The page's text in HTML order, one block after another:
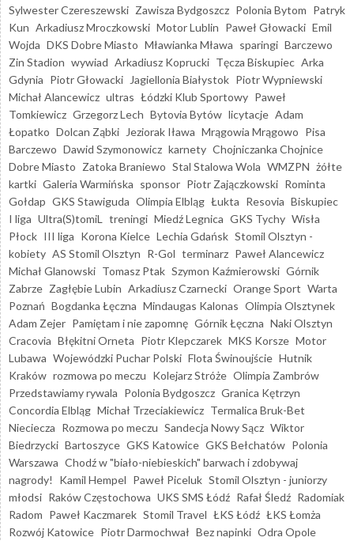
Sylwester Czereszewski Zawisza Bydgoszcz Polonia Bytom Patryk
Kun Arkadiusz Mroczkowski Motor Lublin Paweł Głowacki Emil
Wojda DKS Dobre Miasto Mławianka Mława sparingi Barczewo
Zin Stadion wywiad Arkadiusz Koprucki Tęcza Biskupiec Arka
Gdynia Piotr Głowacki Jagiellonia Białystok Piotr Wypniewski
Michał Alancewicz ultras Łódzki Klub Sportowy Paweł
Tomkiewicz Grzegorz Lech Bytovia Bytów licytacje Adam
Łopatko Dolcan Ząbki Jeziorak Iława Mrągowia Mrągowo Pisa
Barczewo Dawid Szymonowicz karnety Chojniczanka Chojnice
Dobre Miasto Zatoka Braniewo Stal Stalowa Wola WMZPN żółte
kartki Galeria Warmińska sponsor Piotr Zajączkowski Rominta
Gołdap GKS Stawiguda Olimpia Elbląg Łukta Resovia Biskupiec
I liga Ultra(S)tomiL treningi Miedź Legnica GKS Tychy Wisła
Płock III liga Korona Kielce Lechia Gdańsk Stomil Olsztyn -
kobiety AS Stomil Olsztyn R-Gol terminarz Paweł Alancewicz
Michał Glanowski Tomasz Ptak Szymon Kaźmierowski Górnik
Zabrze Zagłębie Lubin Arkadiusz Czarnecki Orange Sport Warta
Poznań Bogdanka Łęczna Mindaugas Kalonas Olimpia Olsztynek
Adam Zejer Pamiętam i nie zapomnę Górnik Łęczna Naki Olsztyn
Cracovia Błękitni Orneta Piotr Klepczarek MKS Korsze Motor
Lubawa Wojewódzki Puchar Polski Flota Świnoujście Hutnik
Kraków rozmowa po meczu Kolejarz Stróże Olimpia Zambrów
Przedstawiamy rywala Polonia Bydgoszcz Granica Kętrzyn
Concordia Elbląg Michał Trzeciakiewicz Termalica Bruk-Bet
Nieciecza Rozmowa po meczu Sandecja Nowy Sącz Wiktor
Biedrzycki Bartoszyce GKS Katowice GKS Bełchatów Polonia
Warszawa Chodź w "biało-niebieskich" barwach i zdobywaj
nagrody!
Kamil Hempel Paweł Piceluk Stomil Olsztyn - juniorzy
młodsi Raków Częstochowa UKS SMS Łódź Rafał Śledź Radomiak
Radom Paweł Kaczmarek Stomil Travel ŁKS Łódź ŁKS Łomża
Rozwój Katowice Piotr Darmochwał Bez napinki Odra Opole